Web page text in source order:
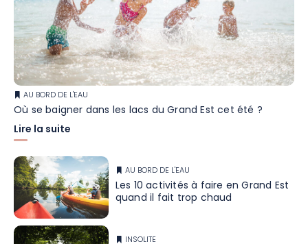
AU BORD DE L'EAU
Où se baigner dans les lacs du Grand Est cet été ?
Lire la suite
AU BORD DE L'EAU
Les 10 activités à faire en Grand Est
quand il fait trop chaud
INSOLITE